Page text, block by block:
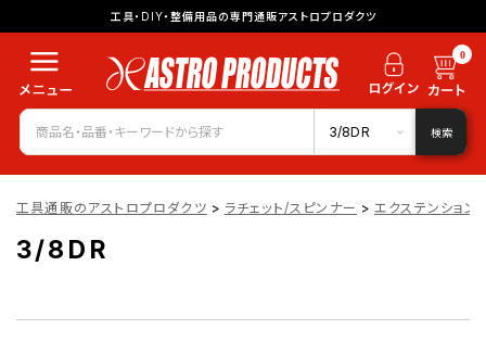
工具・DIY・整備用品の専門通販アストロプロダクツ
0
3/8DR 検索
工具通販のアストロプロダクツ > ラチェット/スピンナー > エクステンション
3/8DR